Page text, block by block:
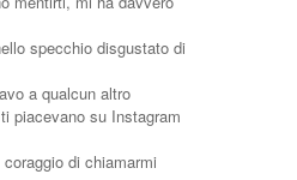
specchio disgustato di
a qualcun altro
piacevano su Instagram
di chiamarmi